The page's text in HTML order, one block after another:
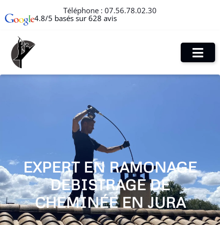
Téléphone : 07.56.78.02.30
4.8/5 basés sur 628 avis
EXPERT EN RAMONAGE
DEBISTRAGE DE
CHEMINÉE EN JURA